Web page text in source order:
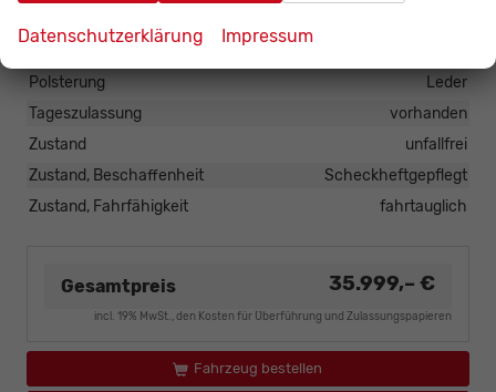
Nichtraucher-Fahrzeug
Polsterung
Leder
Tageszulassung
vorhanden
Zustand
unfallfrei
Zustand, Beschaffenheit
Scheckheftgepflegt
Zustand, Fahrfähigkeit
fahrtauglich
Gesamtpreis 35.999,– €
incl. 19% MwSt., den Kosten für Überführung und Zulassungspapieren
Fahrzeug bestellen
Datenschutzerklärung Impressum